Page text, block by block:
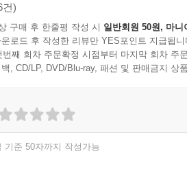
건)
구매 후 한줄평 작성 시 일반회원 50원, 마니
로드 후 작성한 리뷰만 YES포인트 지급됩니
번째 회차 주문확정 시점부터 마지막 회차 주
, CD/LP, DVD/Blu-ray, 패션 및 판매금지 상
기준 50자까지 작성가능